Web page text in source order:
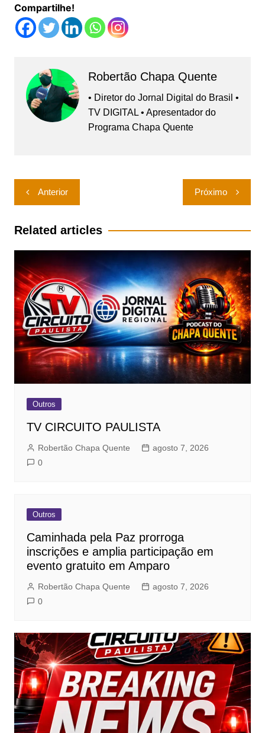
Compartilhe!
Robertão Chapa Quente
• Diretor do Jornal Digital do Brasil •
TV DIGITAL • Apresentador do
Programa Chapa Quente
Navegação
de
Post
Anterior Próximo
Related articles
Outros
TV CIRCUITO PAULISTA
Robertão Chapa Quente
agosto 7, 2026
0
Outros
Caminhada pela Paz prorroga
inscrições e amplia participação em
evento gratuito em Amparo
Robertão Chapa Quente
agosto 7, 2026
0